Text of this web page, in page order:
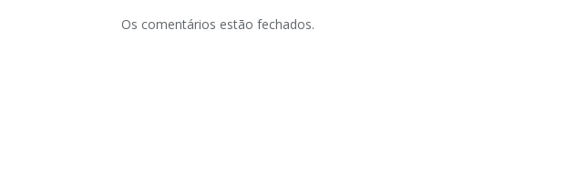
Os comentários estão fechados.